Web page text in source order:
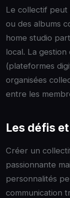
Le collectif peut
ou des albums
home studio
local. La
(plateformes
organisées
entre les
Les défis
Créer un
passionnante
personnalités
communication